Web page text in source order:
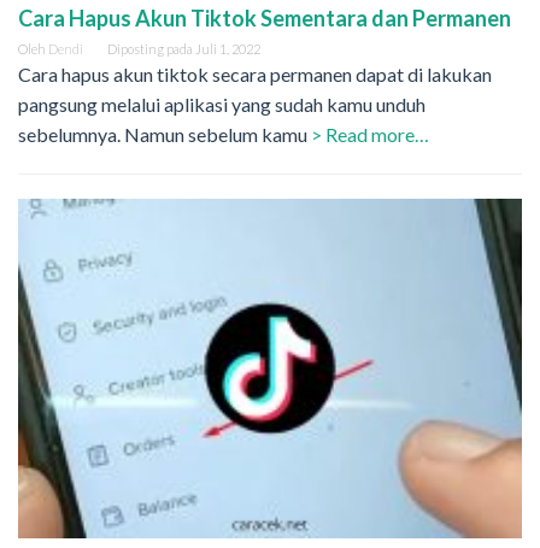
Cara Hapus Akun Tiktok Sementara dan Permanen
Oleh Dendi Diposting pada Juli 1, 2022
Cara hapus akun tiktok secara permanen dapat di lakukan
pangsung melalui aplikasi yang sudah kamu unduh
sebelumnya. Namun sebelum kamu > Read more…